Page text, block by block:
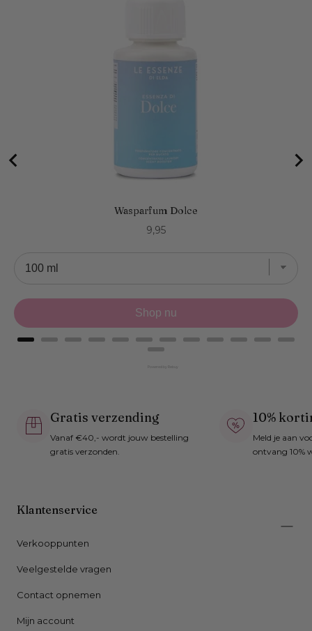
Wasparfum Dolce
Price
9,95
Shop nu
Gratis verzending
Vanaf €40,- wordt jouw bestelling
gratis verzonden.
10%
Meld je aan
ontvang 10%
Klantenservice
Verkooppunten
Veelgestelde vragen
Contact opnemen
Mijn account